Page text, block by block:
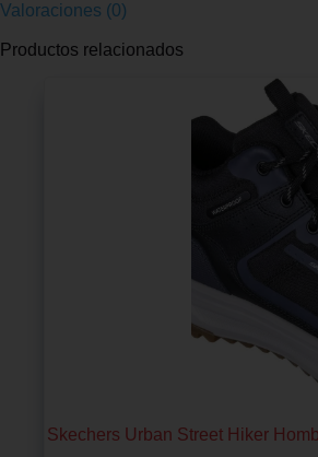
Valoraciones (0)
Productos relacionados
Skechers Urban Street Hiker